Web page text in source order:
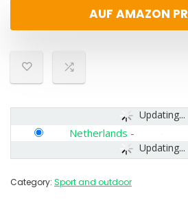
AUF AMAZON
Updating...
Updating...
Netherlands -
Category: Sport and outdoor